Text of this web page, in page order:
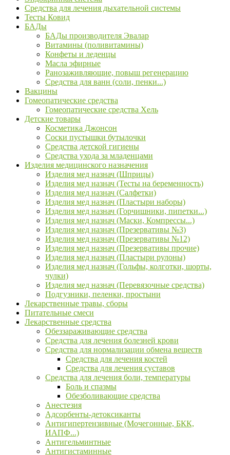
Средства для лечения дыхательной системы
Тесты Ковид
БАДы
БАДы производителя Эвалар
Витамины (поливитамины)
Конфеты и леденцы
Масла эфирные
Ранозаживляющие, повыш регенерацию
Средства для ванн (соли, пенки...)
Вакцины
Гомеопатические средства
Гомеопатические средства Хель
Детские товары
Косметика Джонсон
Соски пустышки бутылочки
Средства детской гигиены
Средства ухода за младенцами
Изделия медицинского назначения
Изделия мед назнач (Шприцы)
Изделия мед назнач (Тесты на беременность)
Изделия мед назнач (Салфетки)
Изделия мед назнач (Пластыри наборы)
Изделия мед назнач (Горчишники, пипетки...)
Изделия мед назнач (Маски, Компрессы...)
Изделия мед назнач (Презервативы №3)
Изделия мед назнач (Презервативы №12)
Изделия мед назнач (Презервативы прочие)
Изделия мед назнач (Пластыри рулоны)
Изделия мед назнач (Гольфы, колготки, шорты,
чулки)
Изделия мед назнач (Перевязочные средства)
Подгузники, пеленки, простыни
Лекарственные травы, сборы
Питательные смеси
Лекарственные средства
Обеззараживающие средства
Средства для лечения болезней крови
Средства для нормализации обмена веществ
Средства для лечения костей
Средства для лечения суставов
Средства для лечения боли, температуры
Боль и спазмы
Обезболивающие средства
Анестезия
Адсорбенты-детоксиканты
Антигипертензивные (Мочегонные, БКК,
ИАПФ...)
Антигельминтные
Антигистаминные